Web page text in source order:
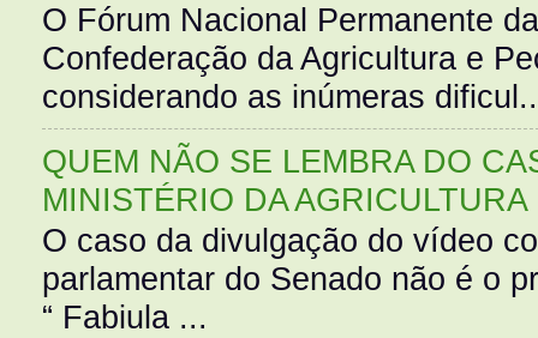
O Fórum Nacional Permanente
Confederação da Agricultura e
considerando as inúmeras
QUEM NÃO SE LEMBRA DO
MINISTÉRIO DA AGRICULTURA
O caso da divulgação do vídeo
parlamentar do Senado não é o
“ Fabiula ...